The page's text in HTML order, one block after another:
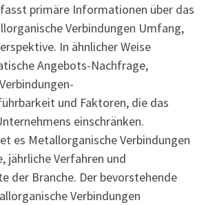
primäre Informationen über das
Verbindungen Umfang,
In ähnlicher Weise
Angebots-Nachfrage,
und Faktoren, die das
einschränken.
es Metallorganische Verbindungen
jährliche Verfahren und
der Branche. Der bevorstehende
Verbindungen